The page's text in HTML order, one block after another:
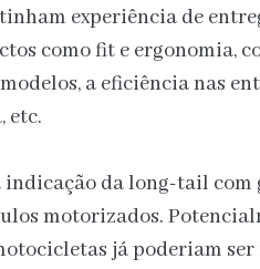
experiência de
como fit e ergonomia,
a eficiência nas
etc.
da long-tail
motorizados.
já poderiam